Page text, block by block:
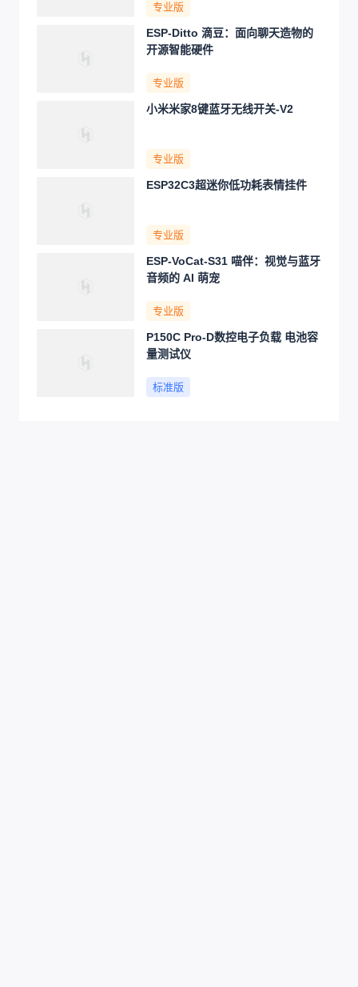
专业版
ESP-Ditto 滴豆：面向聊天造物的
开源智能硬件
专业版
小米米家8键蓝牙无线开关-V2
专业版
ESP32C3超迷你低功耗表情挂件
专业版
ESP-VoCat-S31 喵伴：视觉与蓝牙
音频的 AI 萌宠
专业版
P150C Pro-D数控电子负载 电池容
量测试仪
标准版